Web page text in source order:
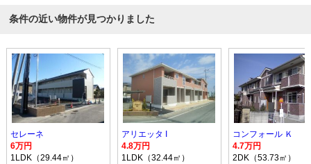
条件の近い物件が見つかりました
セレーネ
6万円
1LDK（29.44㎡）
アリエッタ I
4.8万円
1LDK（32.44㎡）
コンフォール Ｋ
4.7万円
2DK（53.73㎡）